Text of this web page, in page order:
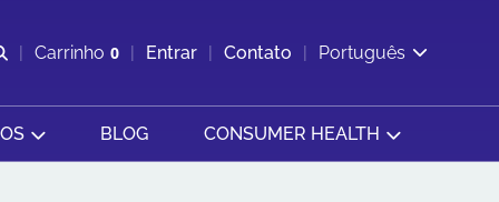
Abrir pesquisa
Carrinho 0
Exibir cesta
Entrar Contato Português
BLOG CONSUMER HEALTH